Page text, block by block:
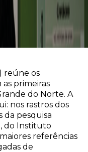
reúne os
primeiras
do Norte. A
nos rastros dos
da pesquisa
do Instituto
referências
de